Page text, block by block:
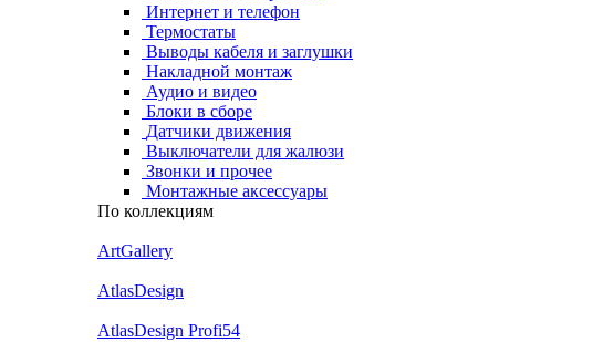
Интернет и телефон
Термостаты
Выводы кабеля и заглушки
Накладной монтаж
Аудио и видео
Блоки в сборе
Датчики движения
Выключатели для жалюзи
Звонки и прочее
Монтажные аксессуары
По коллекциям
ArtGallery
AtlasDesign
AtlasDesign Profi54